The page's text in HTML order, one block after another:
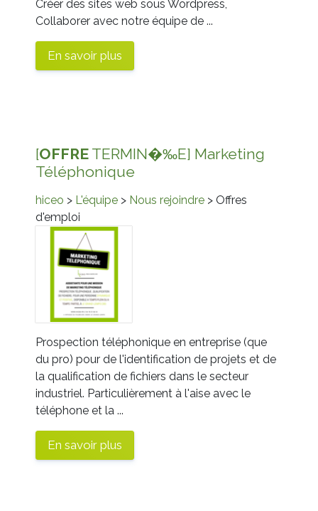
Créer des sites web sous Wordpress,
Collaborer avec notre équipe de ...
En savoir plus
[OFFRE TERMIN�‰E] Marketing
Téléphonique
hiceo > L'équipe > Nous rejoindre > Offres
d'emploi
Prospection téléphonique en entreprise (que
du pro) pour de l'identification de projets et de
la qualification de fichiers dans le secteur
industriel. Particulièrement à l'aise avec le
téléphone et la ...
En savoir plus